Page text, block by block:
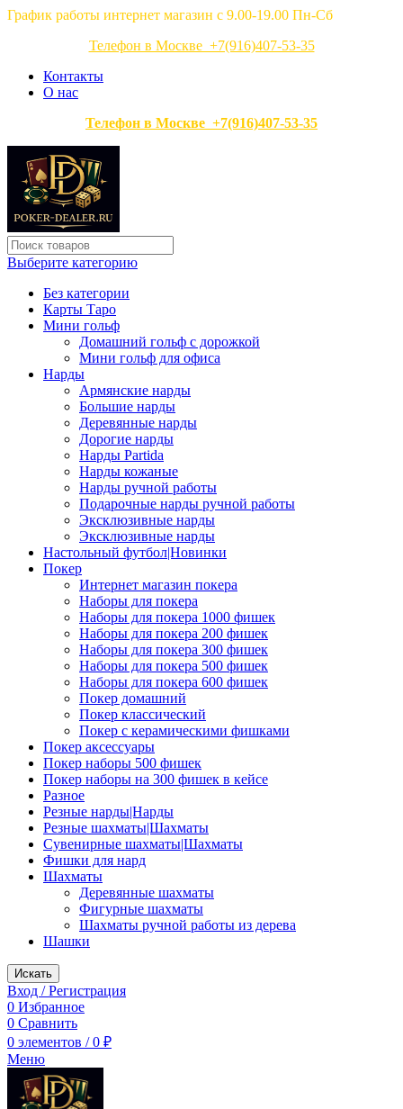
График работы интернет магазин с 9.00-19.00 Пн-Сб
Телефон в Москве +7(916)407-53-35
Контакты
О нас
Телефон в Москве +7(916)407-53-35
Выберите категорию
Без категории
Карты Таро
Мини гольф
Домашний гольф с дорожкой
Мини гольф для офиса
Нарды
Армянские нарды
Большие нарды
Деревянные нарды
Дорогие нарды
Нарды Partida
Нарды кожаные
Нарды ручной работы
Подарочные нарды ручной работы
Эксклюзивные нарды
Эксклюзивные нарды
Настольный футбол|Новинки
Покер
Интернет магазин покера
Наборы для покера
Наборы для покера 1000 фишек
Наборы для покера 200 фишек
Наборы для покера 300 фишек
Наборы для покера 500 фишек
Наборы для покера 600 фишек
Покер домашний
Покер классический
Покер с керамическими фишками
Покер аксессуары
Покер наборы 500 фишек
Покер наборы на 300 фишек в кейсе
Разное
Резные нарды|Нарды
Резные шахматы|Шахматы
Сувенирные шахматы|Шахматы
Фишки для нард
Шахматы
Деревянные шахматы
Фигурные шахматы
Шахматы ручной работы из дерева
Шашки
Искать
Вход / Регистрация
0 Избранное
0 Сравнить
0 элементов / 0 ₽
Меню